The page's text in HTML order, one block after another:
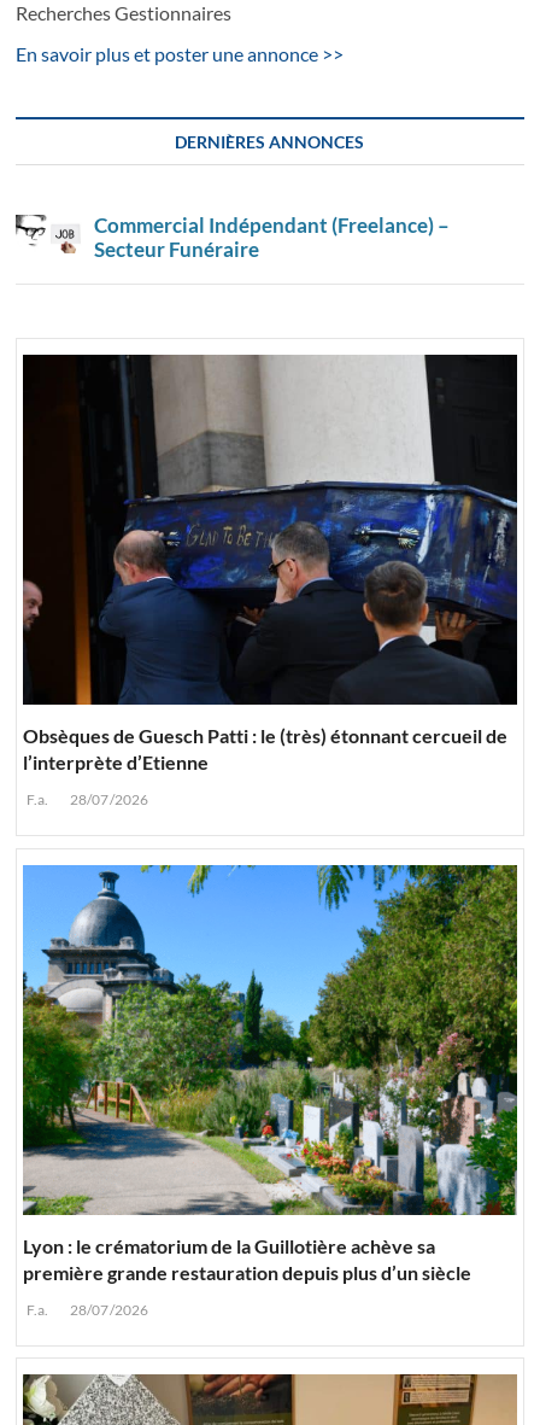
Recherches Gestionnaires
En savoir plus et poster une annonce >>
DERNIÈRES ANNONCES
Commercial Indépendant (Freelance) –
Secteur Funéraire
Obsèques de Guesch Patti : le (très) étonnant cercueil de
l’interprète d’Etienne
F.a. 28/07/2026
Lyon : le crématorium de la Guillotière achève sa
première grande restauration depuis plus d’un siècle
F.a. 28/07/2026